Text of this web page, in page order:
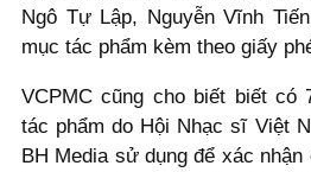
Ngô Tự Lập, Nguyễn Vĩnh
mục tác phẩm kèm theo giấy
VCPMC cũng cho biết biết có
tác phẩm do Hội Nhạc sĩ Việt
BH Media sử dụng để xác